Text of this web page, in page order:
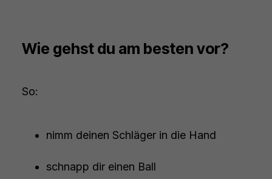
Wie gehst du am besten vor?
So:
nimm deinen Schläger in die Hand
schnapp dir einen Ball